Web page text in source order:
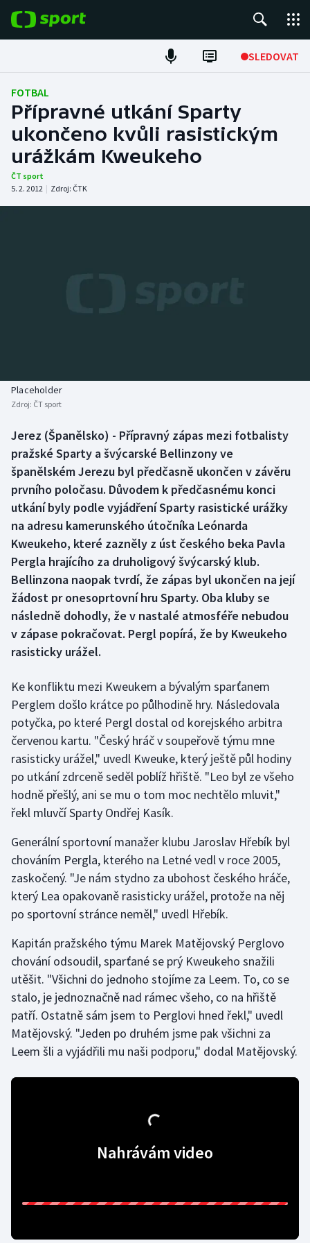
SLEDOVAT
Fotbal
Hokej
Tenis
Atletika
Biatlon
Box
Curling
Dostihy
Florbal
Futsal
Golf
Gymnastika
Házená
Jezdectví
Judo
Krasobruslení
Lezení
Lyže a snowboard
Moderní pětiboj
Motorsport
Olympijské hry
Parasport
Plavání
Plážový volejbal
Rychlostní kanoistika
Aplikace ČT sport
FOTBAL
Přípravné utkání Sparty
ukončeno kvůli rasistickým
urážkám Kweukeho
ČT sport
5. 2. 2012 | Zdroj: ČTK
Placeholder
Zdroj: ČT sport
Jerez (Španělsko) - Přípravný zápas mezi fotbalisty
pražské Sparty a švýcarské Bellinzony ve
španělském Jerezu byl předčasně ukončen v závěru
prvního poločasu. Důvodem k předčasnému konci
utkání byly podle vyjádření Sparty rasistické urážky
na adresu kamerunského útočníka Leónarda
Kweukeho, které zazněly z úst českého beka Pavla
Pergla hrajícího za druholigový švýcarský klub.
Bellinzona naopak tvrdí, že zápas byl ukončen na její
žádost pr onesoprtovní hru Sparty. Oba kluby se
následně dohodly, že v nastalé atmosféře nebudou
v zápase pokračovat. Pergl popírá, že by Kweukeho
rasisticky urážel.
Ke konfliktu mezi Kweukem a bývalým sparťanem
Perglem došlo krátce po půlhodině hry. Následovala
potyčka, po které Pergl dostal od korejského arbitra
červenou kartu. "Český hráč v soupeřově týmu mne
rasisticky urážel," uvedl Kweuke, který ještě půl hodiny
po utkání zdrceně seděl poblíž hřiště. "Leo byl ze všeho
hodně přešlý, ani se mu o tom moc nechtělo mluvit,"
řekl mluvčí Sparty Ondřej Kasík.
Generální sportovní manažer klubu Jaroslav Hřebík byl
chováním Pergla, kterého na Letné vedl v roce 2005,
zaskočený. "Je nám stydno za ubohost českého hráče,
který Lea opakovaně rasisticky urážel, protože na něj
po sportovní stránce neměl," uvedl Hřebík.
Kapitán pražského týmu Marek Matějovský Perglovo
chování odsoudil, sparťané se prý Kweukeho snažili
utěšit. "Všichni do jednoho stojíme za Leem. To, co se
stalo, je jednoznačně nad rámec všeho, co na hřiště
patří. Ostatně sám jsem to Perglovi hned řekl," uvedl
Matějovský. "Jeden po druhém jsme pak všichni za
Leem šli a vyjádřili mu naši podporu," dodal Matějovský.
Nahrávám video